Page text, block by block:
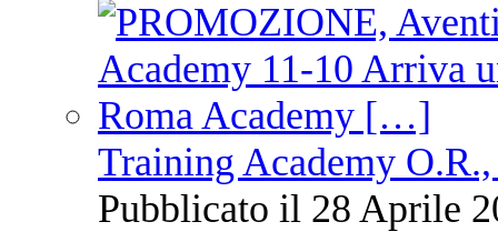
Training Academy
Pubblicato il 28 Aprile